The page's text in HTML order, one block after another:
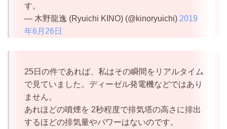
す。
— 木野龍逸 (Ryuichi KINO) (@kinoryuichi) 2019
年6月26日
25日の件であれば、私はその瞬間をリアルタイム
で見ていました。ディーゼル発電機などではあり
ません。
あれほどの噴煙を 2秒程度で排気塔の高さに排出
するほどの排気量やパワーはないのです。